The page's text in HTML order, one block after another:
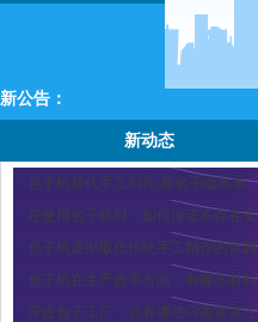
新公告：
新动态
包子机替代手工制作,那包子做出来
在使用包子机时，如何保证不存在安
包子机逐渐取代传统手工制作的原因
包子机在生产效率方面，有哪些材料
开设包子工厂，还有哪些问题需要注